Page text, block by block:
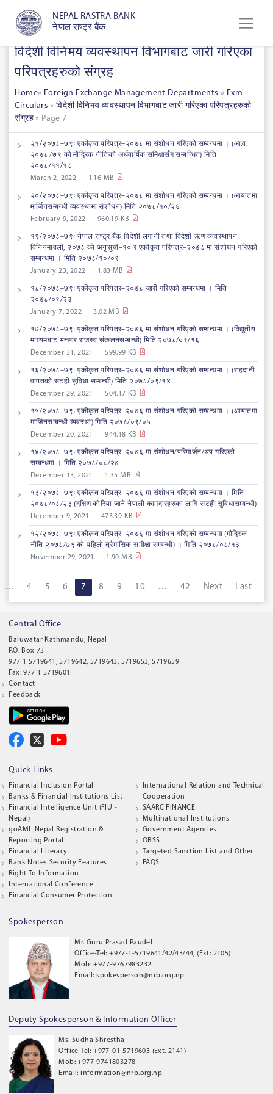
NEPAL RASTRA BANK
नेपाल राष्ट्र बैंक
विदेशी विनिमय व्यवस्थापन विभागबाट जारी गरिएका
परिपत्रहरुको संग्रह
Home» Foreign Exchange Management Departments » Fxm
Circulars »विदेशी विनिमय व्यवस्थापन विभागबाट जारी गरिएका परिपत्रहरुको
संग्रह » Page 7
२१/२०७८–७९ः एकीकृत परिपत्र–२०७८ मा संशोधन गरिएको सम्बन्धमा । (आ.व.
२०७८ ̸ ७९ को मौद्रिक नीतिको अर्धवार्षिक समिक्षासँग सम्बन्धित) मिति
२०७८/११/१८
March 2, 2022
1.16 MB
२०/२०७८–७९ः एकीकृत परिपत्र–२०७८ मा संशोधन गरिएको सम्बन्धमा । (आयातमा
मार्जिनसम्बन्धी व्यवस्थामा संशोधन) मिति २०७८/१०/२६
February 9, 2022
960.19 KB
१९/२०७८–७९ः नेपाल राष्ट्र बैंक विदेशी लगानी तथा विदेशी ऋण व्यवस्थापन
विनियमावली, २०७८ को अनुसूची–१० र एकीकृत परिपत्र–२०७८ मा संशोधन गरिएको
सम्बन्धमा । मिति २०७८/१०/०९
January 23, 2022
1.83 MB
१८/२०७८–७९ः एकीकृत परिपत्र–२०७८ जारी गरिएको सम्बन्धमा । मिति
२०७८/०९/२३
January 7, 2022
3.02 MB
१७/२०७८–७९ः एकीकृत परिपत्र–२०७६ मा संशोधन गरिएको सम्बन्धमा । (विद्युतीय
माध्यमबाट भन्सार राजस्व संकलनसम्बन्धी) मिति २०७८/०९/१६
December 31, 2021
599.99 KB
१६/२०७८–७९ः एकीकृत परिपत्र–२०७६ मा संशोधन गरिएको सम्बन्धमा । (राहदानी
वापतको सटही सुविधा सम्बन्धी) मिति २०७८/०९/१४
December 29, 2021
504.17 KB
१५/२०७८–७९ः एकीकृत परिपत्र–२०७६ मा संशोधन गरिएको सम्बन्धमा । (आयातमा
मार्जिनसम्बन्धी व्यवस्था) मिति २०७८/०९/०५
December 20, 2021
944.18 KB
१४/२०७८–७९ः एकीकृत परिपत्र–२०७६ मा संशोधन/परिमार्जन/थप गरिएको
सम्बन्धमा । मिति २०७८/०८/२७
December 13, 2021
1.35 MB
१३/२०७८–७९ः एकीकृत परिपत्र–२०७६ मा संशोधन गरिएको सम्बन्धमा । मिति
२०७८/०८/२३ (दक्षिण कोरिया जाने नेपाली कामदारहरुका लागि सटही सुविधासम्बन्धी)
December 9, 2021
473.39 KB
१२/२०७८–७९ः एकीकृत परिपत्र–२०७६ मा संशोधन गरिएको सम्बन्धमा (मौद्रिक
नीति २०७८/७९ को पहिलो त्रैमासिक समीक्षा सम्बन्धी) । मिति २०७८/०८/१३
November 29, 2021
1.90 MB
… 4 5 6 7 8 9 10 … 42 Next Last
Central Office
Baluwatar Kathmandu, Nepal
P.O. Box 73
977 1 5719641, 5719642, 5719643, 5719653, 5719659
Fax: 977 1 5719601
Contact
Feedback
Quick Links
Financial Inclusion Portal
Banks & Financial Institutions List
Financial Intelligence Unit (FIU -
Nepal)
goAML Nepal Registration &
Reporting Portal
Financial Literacy
Bank Notes Security Features
Right To Information
International Conference
Financial Consumer Protection
International Relation and Technical
Cooperation
SAARC FINANCE
Multinational Institutions
Government Agencies
OBSS
Targeted Sanction List and Other
FAQS
Spokesperson
Mr. Guru Prasad Paudel
Office-Tel: +977-1-5719641/42/43/44, (Ext: 2105)
Mob: +977-9767983232
Email: spokesperson@nrb.org.np
Deputy Spokesperson & Information Officer
Ms. Sudha Shrestha
Office-Tel: +977-01-5719603 (Ext. 2141)
Mob: +977-9741803278
Email: information@nrb.org.np